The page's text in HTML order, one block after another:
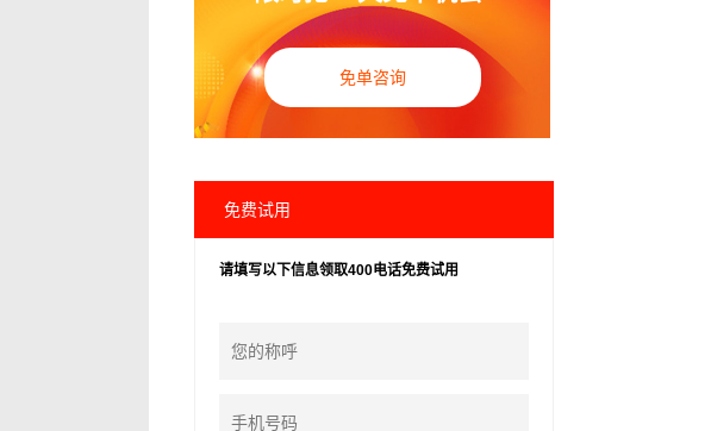
免单咨询
免费试用
请填写以下信息领取400电话免费试用